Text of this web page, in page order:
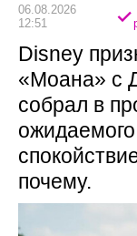
06.08.2026
12:51
Disney
«Моана» с
собрал в
почему.